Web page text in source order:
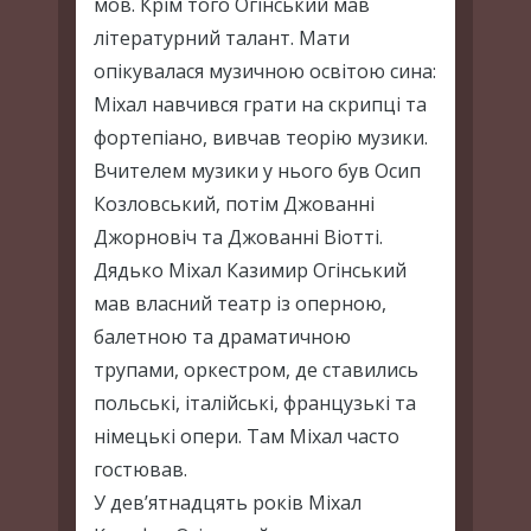
літературний талант. Мати
опікувалася музичною освітою сина:
Міхал навчився грати на скрипці та
фортепіано, вивчав теорію музики.
Вчителем музики у нього був Осип
Козловський, потім Джованні
Джорновіч та Джованні Віотті.
Дядько Міхал Казимир Огінський
мав власний театр із оперною,
балетною та драматичною
трупами, оркестром, де ставились
польські, італійські, французькі та
німецькі опери. Там Міхал часто
гостював.
У дев’ятнадцять років Міхал